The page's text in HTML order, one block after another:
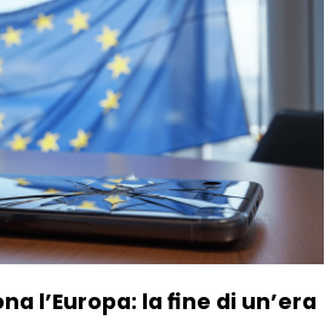
l’Europa: la fine di un’era